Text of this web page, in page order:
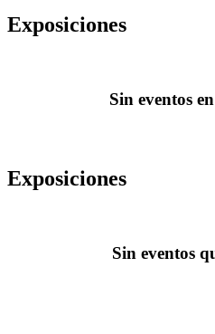
Exposiciones
Sin eventos
Exposiciones
Sin eventos